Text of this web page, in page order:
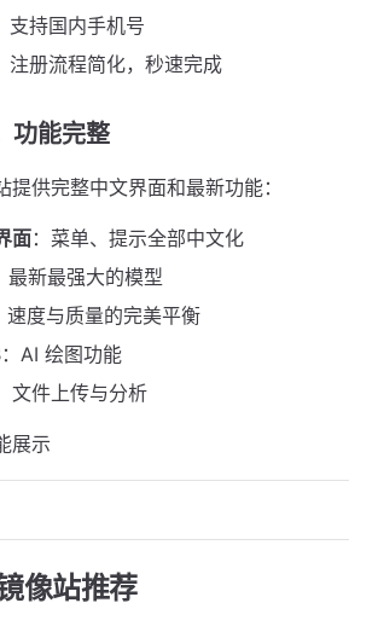
支持国内手机号
注册流程简化，秒速完成
功能完整
提供完整中文界面和最新功能：
面：菜单、提示全部中文化
最新最强大的模型
速度与质量的完美平衡
：AI 绘图功能
文件上传与分析
像站推荐